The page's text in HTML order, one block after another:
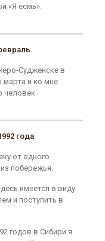
«Я есмь».
Судженске в
марта и ко мне
человек.
года
от одного
побережья.
имеется в виду
и поступить в
годов в Сибири я